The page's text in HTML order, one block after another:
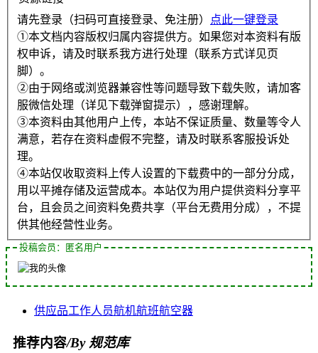
请先登录（扫码可直接登录、免注册）
点此一键登录
①本文档内容版权归属内容提供方。如果您对本资料有版
权申诉，请及时联系我方进行处理（联系方式详见页
脚）。
②由于网络或浏览器兼容性等问题导致下载失败，请加客
服微信处理（详见下载弹窗提示），感谢理解。
③本资料由其他用户上传，本站不保证质量、数量等令人
满意，若存在资料虚假不完整，请及时联系客服投诉处
理。
④本站仅收取资料上传人设置的下载费中的一部分分成，
用以平摊存储及运营成本。本站仅为用户提供资料分享平
台，且会员之间资料免费共享（平台无费用分成），不提
供其他经营性业务。
投稿会员：匿名用户
供应品工作人员航机航班航空器
推荐内容/By 规范库